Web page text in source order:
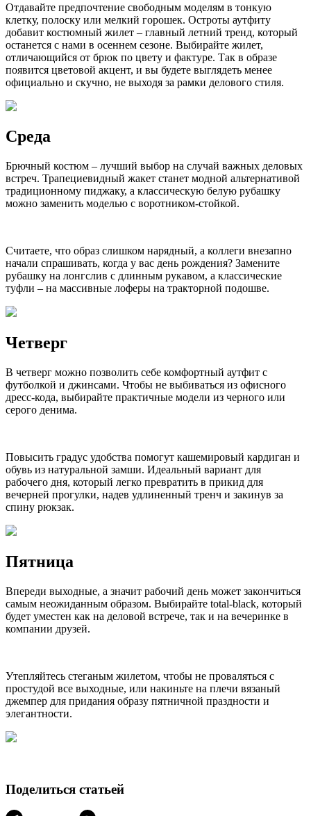
Отдавайте предпочтение свободным моделям в тонкую
клетку, полоску или мелкий горошек. Остроты аутфиту
добавит костюмный жилет – главный летний тренд, который
останется с нами в осеннем сезоне. Выбирайте жилет,
отличающийся от брюк по цвету и фактуре. Так в образе
появится цветовой акцент, и вы будете выглядеть менее
официально и скучно, не выходя за рамки делового стиля.
Среда
Брючный костюм – лучший выбор на случай важных деловых
встреч. Трапециевидный жакет станет модной альтернативой
традиционному пиджаку, а классическую белую рубашку
можно заменить моделью с воротником-стойкой.
Считаете, что образ слишком нарядный, а коллеги внезапно
начали спрашивать, когда у вас день рождения? Замените
рубашку на лонгслив с длинным рукавом, а классические
туфли – на массивные лоферы на тракторной подошве.
Четверг
В четверг можно позволить себе комфортный аутфит с
футболкой и джинсами. Чтобы не выбиваться из офисного
дресс-кода, выбирайте практичные модели из черного или
серого денима.
Повысить градус удобства помогут кашемировый кардиган и
обувь из натуральной замши. Идеальный вариант для
рабочего дня, который легко превратить в прикид для
вечерней прогулки, надев удлиненный тренч и закинув за
спину рюкзак.
Пятница
Впереди выходные, а значит рабочий день может закончиться
самым неожиданным образом. Выбирайте total-black, который
будет уместен как на деловой встрече, так и на вечеринке в
компании друзей.
Утепляйтесь стеганым жилетом, чтобы не проваляться с
простудой все выходные, или накиньте на плечи вязаный
джемпер для придания образу пятничной праздности и
элегантности.
Поделиться статьей